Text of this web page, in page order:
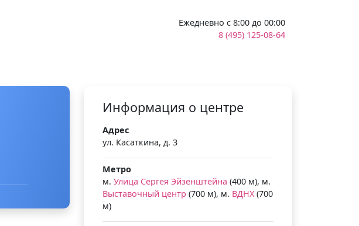
Ежедневно с 8:00 до 00:00
8 (495) 125-08-64
Информация о центре
Адрес
ул. Касаткина, д. 3
Метро
м. Улица Сергея Эйзенштейна (400 м), м.
Выставочный центр (700 м), м. ВДНХ (700
м)